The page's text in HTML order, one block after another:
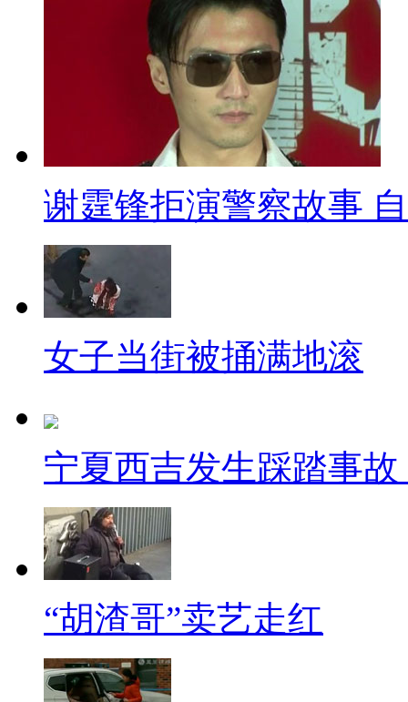
赏你！这只烧鸡画得真棒！！
丽江导游骂游客
我想了半天，觉得扫黄部门
分多钟视频。视频中，有一丽
下来，你们一分钱没有消费，
欢迎你，欢迎你来干嘛？是欢
销螺旋藻，强制要游客购买。
非……出去卖过？
网络上热门的排行榜
意识地给人一种不会兑现的承
就总结了9大"最不靠谱谎言"。
马上就好；2.同事：改天请你
逛逛，什么都不买；5.售票员
为你设计的；7.朋友：真的没
妈，我就吃一个。
想遇真爱不容易
谢霆锋拒演警察故事
女子当街被捅满地滚
宁夏西吉发生踩踏事
“胡渣哥”卖艺走红